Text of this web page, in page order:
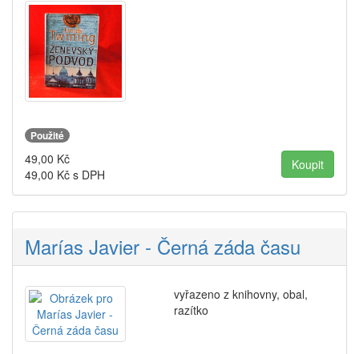
Použité
49,00 Kč
49,00 Kč s DPH
Marías Javier - Černá záda času
vyřazeno z knihovny, obal,
razítko